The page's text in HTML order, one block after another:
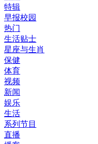
特辑
早报校园
热门
生活贴士
星座与生肖
保健
体育
视频
新闻
娱乐
生活
系列节目
直播